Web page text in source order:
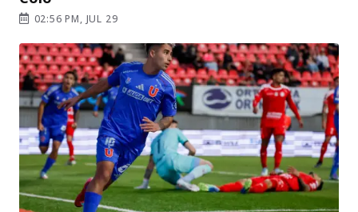
02:56 PM, JUL 29